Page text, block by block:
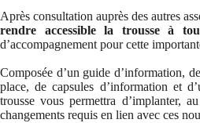
Après consultation auprès des autres
rendre accessible la trousse à
d’accompagnement pour cette
Composée d’un guide d’information,
place, de capsules d’information et
trousse vous permettra d’implanter,
changements requis en lien avec ces